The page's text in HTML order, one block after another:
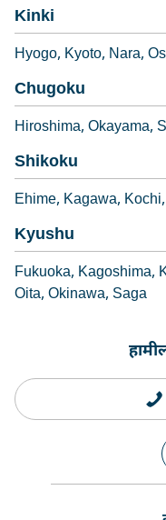
Kinki
Hyogo Kyoto Nara
Chugoku
Hiroshima Okayama
Shikoku
Ehime Kagawa Kochi
Kyushu
Fukuoka Kagoshima
Oita Okinawa Saga